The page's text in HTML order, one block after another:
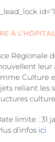
À L’HÔPITAL
Régionale
Culture
reliant les
limite : 31
d’infos ici